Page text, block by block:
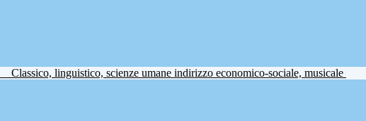
Classico, linguistico, scienze umane indirizzo economico-sociale, musicale